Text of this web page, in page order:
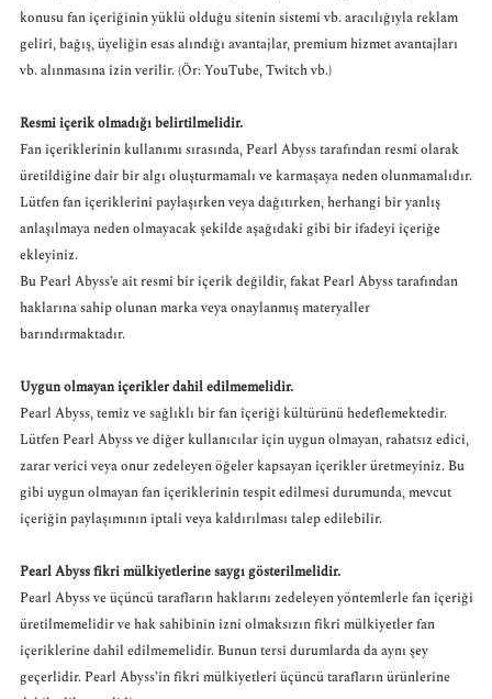
konusu fan içeriğinin yüklü olduğu sitenin sistemi vb. aracılığıyla reklam
geliri, bağış, üyeliğin esas alındığı avantajlar, premium hizmet avantajları
vb. alınmasına izin verilir. (Ör: YouTube, Twitch vb.)
Resmi içerik olmadığı belirtilmelidir.
Fan içeriklerinin kullanımı sırasında, Pearl Abyss tarafından resmi olarak
üretildiğine dair bir algı oluşturmamalı ve karmaşaya neden olunmamalıdır.
Lütfen fan içeriklerini paylaşırken veya dağıtırken, herhangi bir yanlış
anlaşılmaya neden olmayacak şekilde aşağıdaki gibi bir ifadeyi içeriğe
ekleyiniz.
Bu Pearl Abyss’e ait resmi bir içerik değildir, fakat Pearl Abyss tarafından
haklarına sahip olunan marka veya onaylanmış materyaller
barındırmaktadır.
Uygun olmayan içerikler dahil edilmemelidir.
Pearl Abyss, temiz ve sağlıklı bir fan içeriği kültürünü hedeflemektedir.
Lütfen Pearl Abyss ve diğer kullanıcılar için uygun olmayan, rahatsız edici,
zarar verici veya onur zedeleyen öğeler kapsayan içerikler üretmeyiniz. Bu
gibi uygun olmayan fan içeriklerinin tespit edilmesi durumunda, mevcut
içeriğin paylaşımının iptali veya kaldırılması talep edilebilir.
Pearl Abyss fikri mülkiyetlerine saygı gösterilmelidir.
Pearl Abyss ve üçüncü tarafların haklarını zedeleyen yöntemlerle fan içeriği
üretilmemelidir ve hak sahibinin izni olmaksızın fikri mülkiyetler fan
içeriklerine dahil edilmemelidir. Bunun tersi durumlarda da aynı şey
geçerlidir. Pearl Abyss’in fikri mülkiyetleri üçüncü tarafların ürünlerine